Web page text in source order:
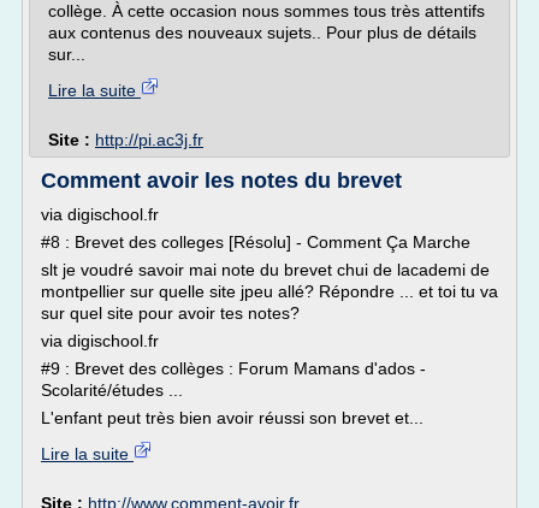
collège. À cette occasion nous sommes tous très attentifs
aux contenus des nouveaux sujets.. Pour plus de détails
sur...
Lire la suite
Site : http://pi.ac3j.fr
Comment avoir les notes du brevet
via digischool.fr
#8 : Brevet des colleges [Résolu] - Comment Ça Marche
slt je voudré savoir mai note du brevet chui de lacademi de
montpellier sur quelle site jpeu allé? Répondre ... et toi tu va
sur quel site pour avoir tes notes?
via digischool.fr
#9 : Brevet des collèges : Forum Mamans d'ados -
Scolarité/études ...
L'enfant peut très bien avoir réussi son brevet et...
Lire la suite
Site : http://www.comment-avoir.fr